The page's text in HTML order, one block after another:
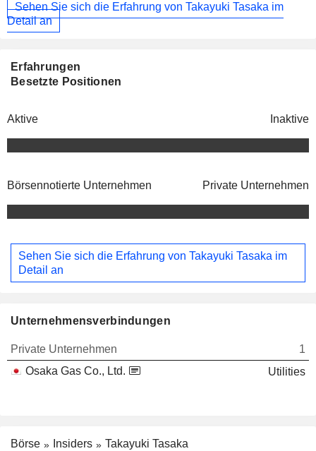
Sehen Sie sich die Erfahrung von Takayuki Tasaka im
Detail an
Erfahrungen
Besetzte Positionen
Aktive Inaktive
Börsennotierte Unternehmen Private Unternehmen
Sehen Sie sich die Erfahrung von Takayuki Tasaka im
Detail an
Unternehmensverbindungen
Private Unternehmen
1
Osaka Gas Co., Ltd.
Utilities
Börse Insiders Takayuki Tasaka